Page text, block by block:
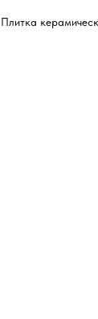
Плитка